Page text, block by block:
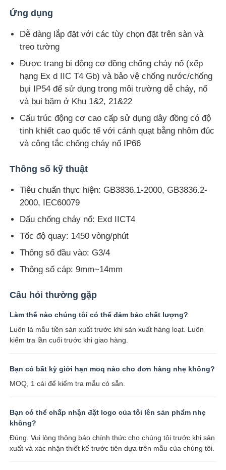
Ứng dụng
Dễ dàng lắp đặt với các tùy chọn đặt trên sàn và
treo tường
Được trang bị động cơ đồng chống cháy nổ (xếp
hạng Ex d IIC T4 Gb) và bảo vệ chống nước/chống
bụi IP54 để sử dụng trong môi trường dễ cháy, nổ
và bụi bặm ở Khu 1&2, 21&22
Cấu trúc động cơ cao cấp sử dụng dây đồng có độ
tinh khiết cao quốc tế với cánh quạt bằng nhôm đúc
và công tắc chống cháy nổ IP66
Thông số kỹ thuật
Tiêu chuẩn thực hiện: GB3836.1-2000, GB3836.2-
2000, IEC60079
Dấu chống cháy nổ: Exd IICT4
Tốc độ quay: 1450 vòng/phút
Thông số đầu vào: G3/4
Thông số cáp: 9mm~14mm
Câu hỏi thường gặp
Làm thế nào chúng tôi có thể đảm bảo chất lượng?
Luôn là mẫu tiền sản xuất trước khi sản xuất hàng loạt. Luôn
kiểm tra lần cuối trước khi giao hàng.
Bạn có bất kỳ giới hạn moq nào cho đơn hàng nhẹ không?
MOQ, 1 cái để kiểm tra mẫu có sẵn.
Bạn có thể chấp nhận đặt logo của tôi lên sản phẩm nhẹ
không?
Đúng. Vui lòng thông báo chính thức cho chúng tôi trước khi sản
xuất và xác nhận thiết kế trước tiên dựa trên mẫu của chúng tôi.